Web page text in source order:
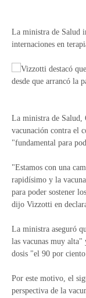
La ministra de Salud
internaciones en
La ministra de Salud,
vacunación contra el
"fundamental para
"Estamos con una
rapidísimo y la
para poder sostener
dijo Vizzotti en
La ministra aseguró
las vacunas muy alta"
dosis "el 90 por
Por este motivo, el
perspectiva de la